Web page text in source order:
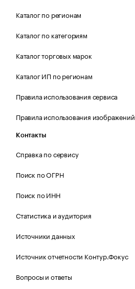
Каталог по регионам
Каталог по категориям
Каталог торговых марок
Каталог ИП по регионам
Правила использования сервиса
Правила использования изображений
Контакты
Справка по сервису
Поиск по ОГРН
Поиск по ИНН
Статистика и аудитория
Источники данных
Источник отчетности Контур.Фокус
Вопросы и ответы